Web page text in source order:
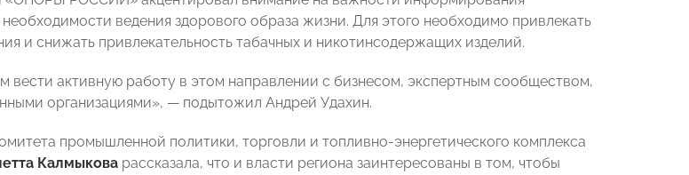
ведения здорового образа жизни. Для этого необходимо привлекать
и снижать привлекательность табачных и никотинсодержащих изделий.
вести активную работу в этом направлении с бизнесом, экспертным сообществом,
организациями», — подытожил Андрей Удахин.
промышленной политики, торговли и топливно-энергетического комплекса
Калмыкова рассказала, что и власти региона заинтересованы в том, чтобы